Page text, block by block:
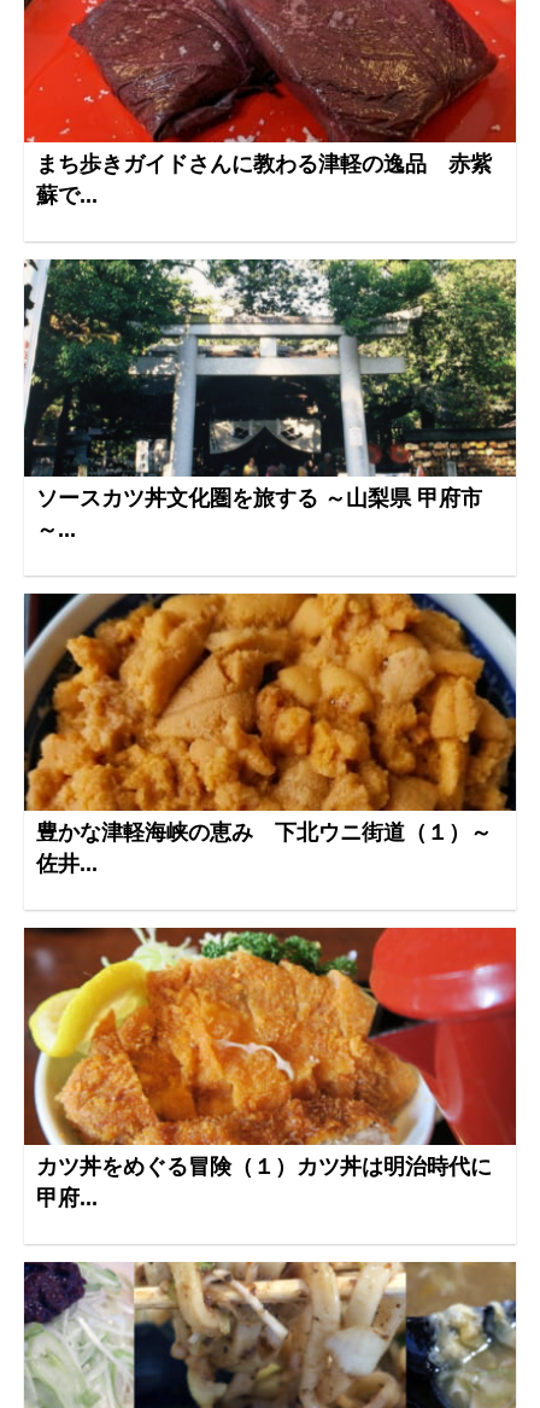
まち歩きガイドさんに教わる津軽の逸品 赤紫
蘇で...
ソースカツ丼文化圏を旅する ～山梨県 甲府市
～...
豊かな津軽海峡の恵み 下北ウニ街道（１）～
佐井...
カツ丼をめぐる冒険（１）カツ丼は明治時代に
甲府...